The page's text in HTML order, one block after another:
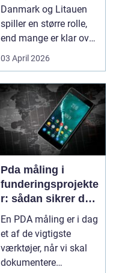
Danmark og Litauen
spiller en større rolle,
end mange er klar over.
Litauen er et n...
03 April 2026
Pda måling i
funderingsprojekte
r: sådan sikrer du
dokumenteret
bæreevne
En PDA måling er i dag
et af de vigtigste
værktøjer, når vi skal
dokumentere